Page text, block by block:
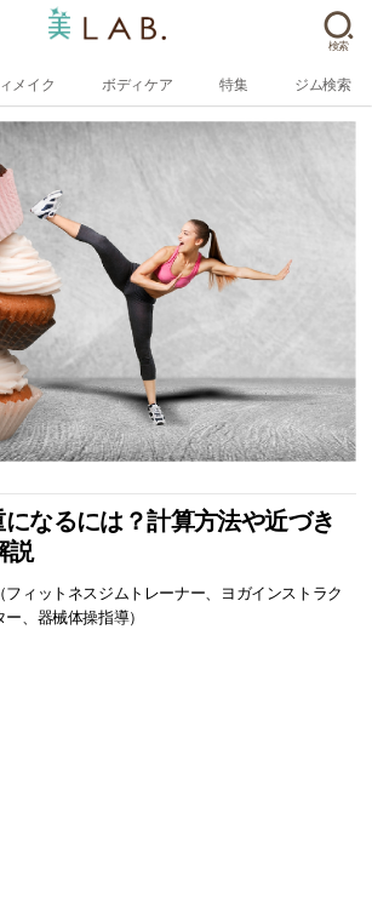
検索
メイク ボディケア 特集 ジム検索
なるには？計算方法や近づき
説
（フィットネスジムトレーナー、ヨガインストラク
ー、器械体操指導）